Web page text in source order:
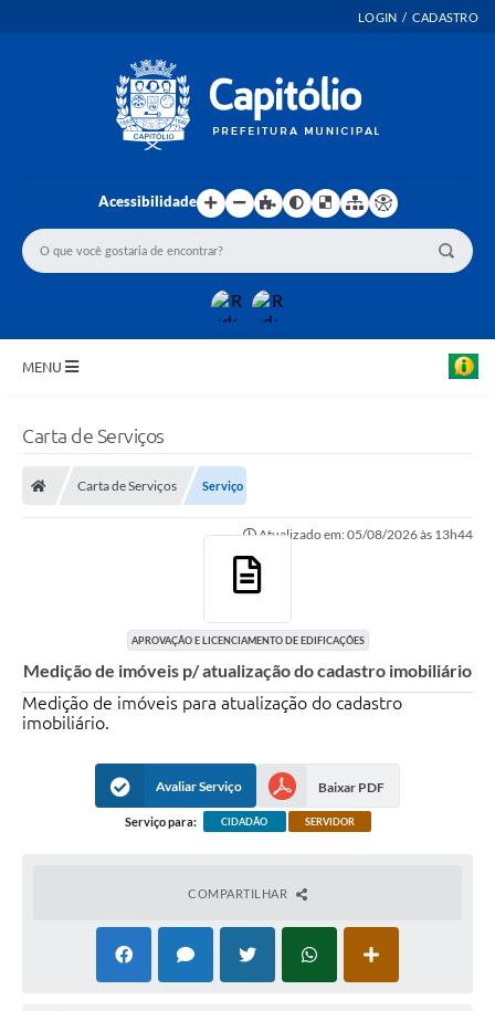
LOGIN / CADASTRO
Acessibilidade
MENU
Editais
Governança
A Nossa Cidade
A Prefeitura
Patrimônio Cultural
Carta de Serviços
Carta de Serviços Serviço
Atualizado em: 05/08/2026 às 13h44
APROVAÇÃO E LICENCIAMENTO DE EDIFICAÇÕES
Medição de imóveis p/ atualização do cadastro imobiliário
Medição de imóveis para atualização do cadastro
imobiliário.
Avaliar Serviço Baixar PDF
Serviço para: CIDADÃO SERVIDOR
COMPARTILHAR